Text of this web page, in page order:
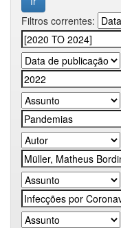
Filtros correntes: